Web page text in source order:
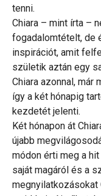
tenni.
Chiara – mint írta –
fogadalomtételt, de
inspirációt, amit
születik aztán egy
Chiara azonnal, már
így a két hónapig
kezdetét jelenti.
Két hónapon át
újabb
módon érti meg a
saját magáról és a
megnyilatkozásokat